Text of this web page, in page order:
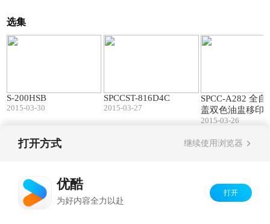
选集
S-200HSB
2015-03-30
SPCCST-816D4C
2015-03-27
SPCC-A282 全
盖双色油盅移印
2015-03-26
打开方式 继续使用浏览器
优酷
为好内容全力以赴
打开